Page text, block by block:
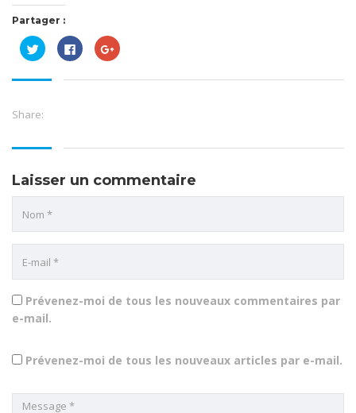
Partager :
Cliquez
pour
partager
Twitter(ouvre
nouvelle
fenêtre)
Cliquez
pour
partager
Facebook(ouvre
Cliquez
pour
Google+
Share:
Laisser un commentaire
Prévenez-moi de tous les nouveaux commentaires par
e-mail.
Prévenez-moi de tous les nouveaux articles par e-mail.